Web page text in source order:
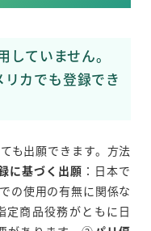
ていません。
カでも登録でき
も出願できます。方法
に基づく出願 ：日本で
の使用の有無に関係な
定商品役務がともに日